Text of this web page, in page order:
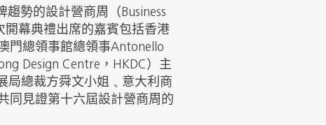
勢的設計營商周（Business
開幕典禮出席的嘉賓包括香港
門總領事館總領事Antonello
Design Centre，HKDC）主
局總裁方舜文小姐﹑意大利商
同見證第十六屆設計營商周的